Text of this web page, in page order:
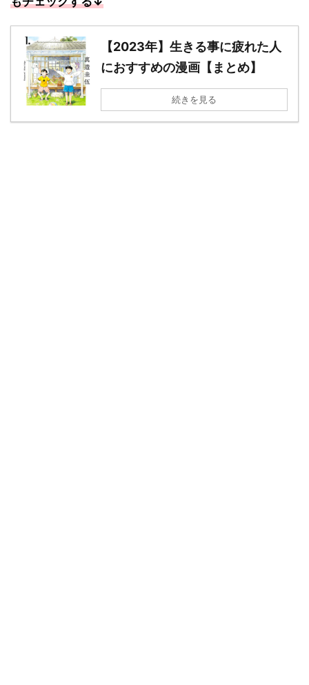
【2023年】生きる事に疲れた人
におすすめの漫画【まとめ】
続きを見る